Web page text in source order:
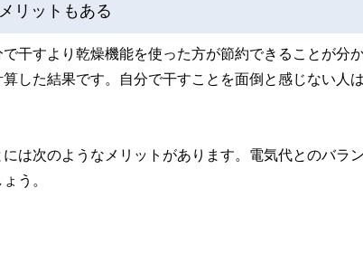
リットもある
干すより乾燥機能を使った方が節約できることが分
した結果です。自分で干すことを面倒と感じない人
は次のようなメリットがあります。電気代とのバラ
う。